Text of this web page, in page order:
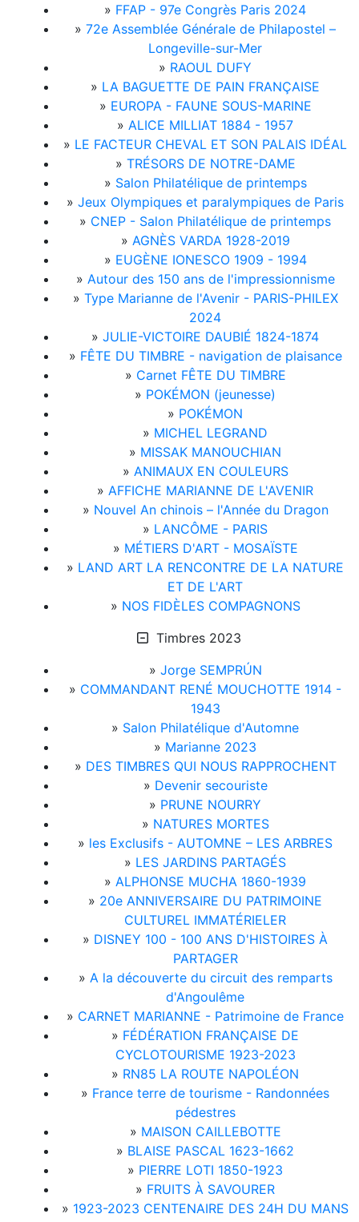
» FFAP - 97e Congrès Paris 2024
» 72e Assemblée Générale de Philapostel –
Longeville-sur-Mer
» RAOUL DUFY
» LA BAGUETTE DE PAIN FRANÇAISE
» EUROPA - FAUNE SOUS-MARINE
» ALICE MILLIAT 1884 - 1957
» LE FACTEUR CHEVAL ET SON PALAIS IDÉAL
» TRÉSORS DE NOTRE-DAME
» Salon Philatélique de printemps
» Jeux Olympiques et paralympiques de Paris
» CNEP - Salon Philatélique de printemps
» AGNÈS VARDA 1928-2019
» EUGÈNE IONESCO 1909 - 1994
» Autour des 150 ans de l'impressionnisme
» Type Marianne de l'Avenir - PARIS-PHILEX
2024
» JULIE-VICTOIRE DAUBIÉ 1824-1874
» FÊTE DU TIMBRE - navigation de plaisance
» Carnet FÊTE DU TIMBRE
» POKÉMON (jeunesse)
» POKÉMON
» MICHEL LEGRAND
» MISSAK MANOUCHIAN
» ANIMAUX EN COULEURS
» AFFICHE MARIANNE DE L'AVENIR
» Nouvel An chinois – l'Année du Dragon
» LANCÔME - PARIS
» MÉTIERS D'ART - MOSAÏSTE
» LAND ART LA RENCONTRE DE LA NATURE
ET DE L'ART
» NOS FIDÈLES COMPAGNONS
Timbres 2023
» Jorge SEMPRÚN
» COMMANDANT RENÉ MOUCHOTTE 1914 -
1943
» Salon Philatélique d'Automne
» Marianne 2023
» DES TIMBRES QUI NOUS RAPPROCHENT
» Devenir secouriste
» PRUNE NOURRY
» NATURES MORTES
» les Exclusifs - AUTOMNE – LES ARBRES
» LES JARDINS PARTAGÉS
» ALPHONSE MUCHA 1860-1939
» 20e ANNIVERSAIRE DU PATRIMOINE
CULTUREL IMMATÉRIELER
» DISNEY 100 - 100 ANS D'HISTOIRES À
PARTAGER
» A la découverte du circuit des remparts
d'Angoulême
» CARNET MARIANNE - Patrimoine de France
» FÉDÉRATION FRANÇAISE DE
CYCLOTOURISME 1923-2023
» RN85 LA ROUTE NAPOLÉON
» France terre de tourisme - Randonnées
pédestres
» MAISON CAILLEBOTTE
» BLAISE PASCAL 1623-1662
» PIERRE LOTI 1850-1923
» FRUITS À SAVOURER
» 1923-2023 CENTENAIRE DES 24H DU MANS